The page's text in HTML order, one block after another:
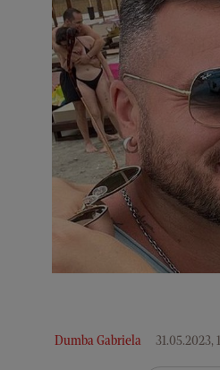
Dumba Gabriela 31.05.2023,